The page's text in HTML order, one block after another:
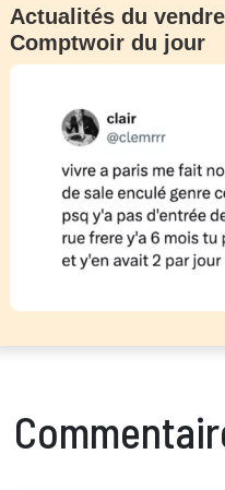
Actualités du
Comptwoir du jour